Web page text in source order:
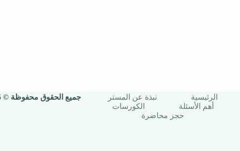
الرئيسية
نبذة عن المستر
أهم الأسئلة
الكورسات
حجز محاضرة
جميع الحقوق محفوظة © 2025 | أستاذ محمود السني